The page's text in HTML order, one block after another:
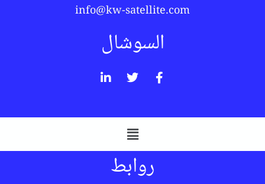
info@kw-satellite.com
السوشال
روابط